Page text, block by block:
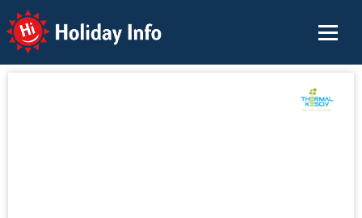
Holiday Info